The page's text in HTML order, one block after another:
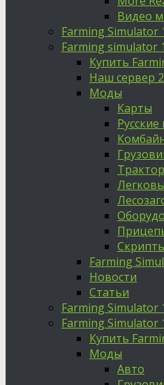
Видео
Farming Simulator
Farming simulator
Купить
Наш сервер
Моды
Карты
Farming
Новости
Статьи
Farming Simulator
Farming Simulator
Купить
Моды
Авто